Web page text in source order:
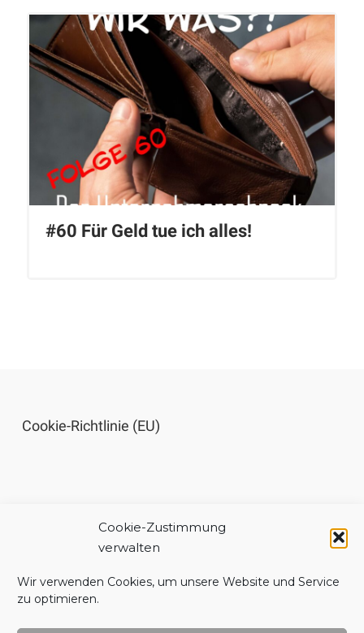
Cookie-Zustimmung
verwalten
Wir verwenden Cookies, um unsere Website und Service
zu optimieren.
#60 Für Geld tue ich alles!
Cookie-Richtlinie (EU)